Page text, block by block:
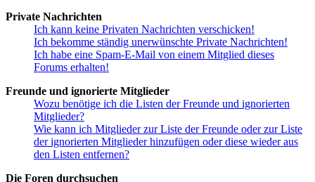
Private Nachrichten
Ich kann keine Privaten Nachrichten verschicken!
Ich bekomme ständig unerwünschte Private Nachrichten!
Ich habe eine Spam-E-Mail von einem Mitglied dieses
Forums erhalten!
Freunde und ignorierte Mitglieder
Wozu benötige ich die Listen der Freunde und ignorierten
Mitglieder?
Wie kann ich Mitglieder zur Liste der Freunde oder zur Liste
der ignorierten Mitglieder hinzufügen oder diese wieder aus
den Listen entfernen?
Die Foren durchsuchen